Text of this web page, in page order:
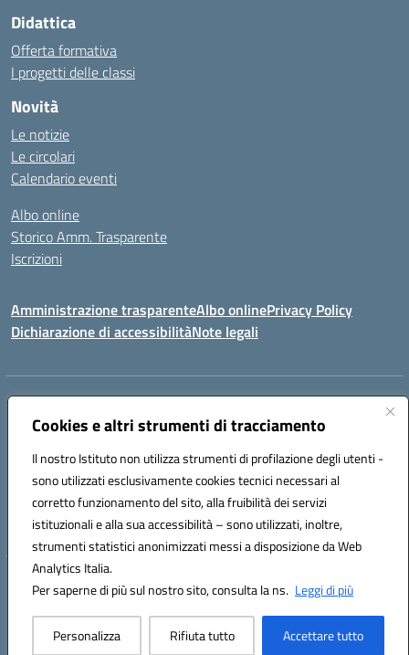
Cookies e altri strumenti di tracciamento
Il nostro Istituto non utilizza strumenti di profilazione degli utenti -
sono utilizzati esclusivamente cookies tecnici necessari al
corretto funzionamento del sito, alla fruibilità dei servizi
istituzionali e alla sua accessibilità – sono utilizzati, inoltre,
strumenti statistici anonimizzati messi a disposizione da Web
Analytics Italia.
Per saperne di più sul nostro sito, consulta la ns. Leggi di più
Personalizza Rifiuta tutto Accettare tutto
Didattica
Offerta formativa
I progetti delle classi
Novità
Le notizie
Le circolari
Calendario eventi
Albo online
Storico Amm. Trasparente
Iscrizioni
Amministrazione trasparenteAlbo onlinePrivacy Policy
Dichiarazione di accessibilitàNote legali
Indirizzo:
Centralino:08561100 Email:peic83100x@istruzione.it
Codice fiscale: 91117450683
Codice meccanografico:
PEIC83100X
Codice unico di fatturazione (CUF): UFTPJP
Hosting & Powered by 3D Solution S.r.l.
Concept & Design by Designers Italia